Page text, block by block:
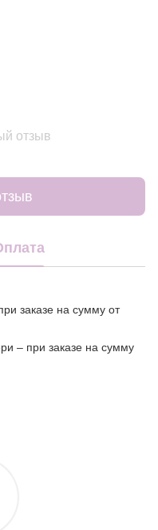
отзыв
заказе на сумму от
– при заказе на сумму